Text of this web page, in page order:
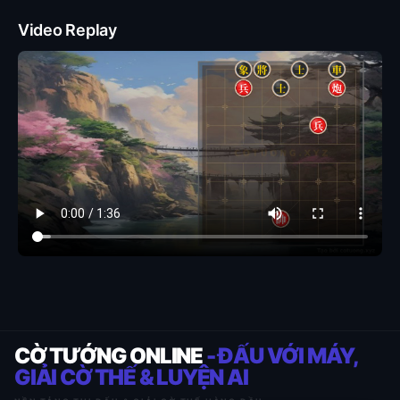
Video Replay
CỜ TƯỚNG ONLINE- ĐẤU VỚI MÁY,
GIẢI CỜ THẾ & LUYỆN AI